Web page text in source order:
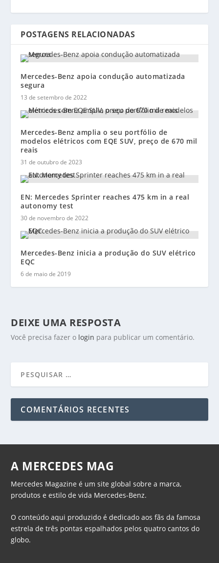
POSTAGENS RELACIONADAS
Mercedes-Benz apoia condução automatizada
segura
13 de setembro de 2022
Mercedes-Benz amplia o seu portfólio de
modelos elétricos com EQE SUV, preço de 670 mil
reais
31 de outubro de 2023
EN: Mercedes Sprinter reaches 475 km in a real
autonomy test
30 de novembro de 2022
Mercedes-Benz inicia a produção do SUV elétrico
EQC
6 de maio de 2019
DEIXE UMA RESPOSTA
Você precisa fazer o login para publicar um comentário.
COMENTÁRIOS RECENTES
A MERCEDES MAG
Mercedes Magazine é um site global sobre a marca,
produtos e estilo de vida Mercedes-Benz.
O conteúdo aqui produzido é dedicado aos fãs da famosa
estrela de três pontas espalhados pelos quatro cantos do
globo.